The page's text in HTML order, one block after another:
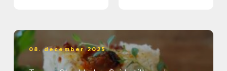
08. december 2025